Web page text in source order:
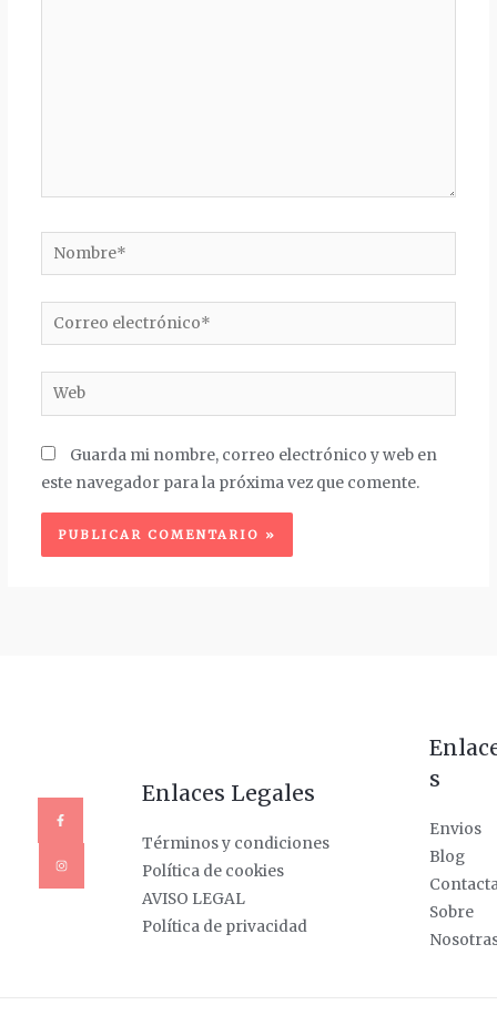
Nombre*
Correo
electrónico*
Web
Guarda mi nombre, correo electrónico y web en
este navegador para la próxima vez que comente.
Enlaces Legales
Términos y condiciones
Política de cookies
AVISO LEGAL
Política de privacidad
s
Envios
Blog
Sobre